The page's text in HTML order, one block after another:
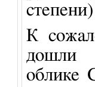
К
дошли
облике